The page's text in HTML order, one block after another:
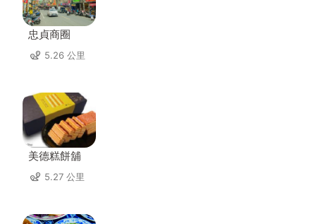
忠貞商圈
5.26 公里
美德糕餅舖
5.27 公里